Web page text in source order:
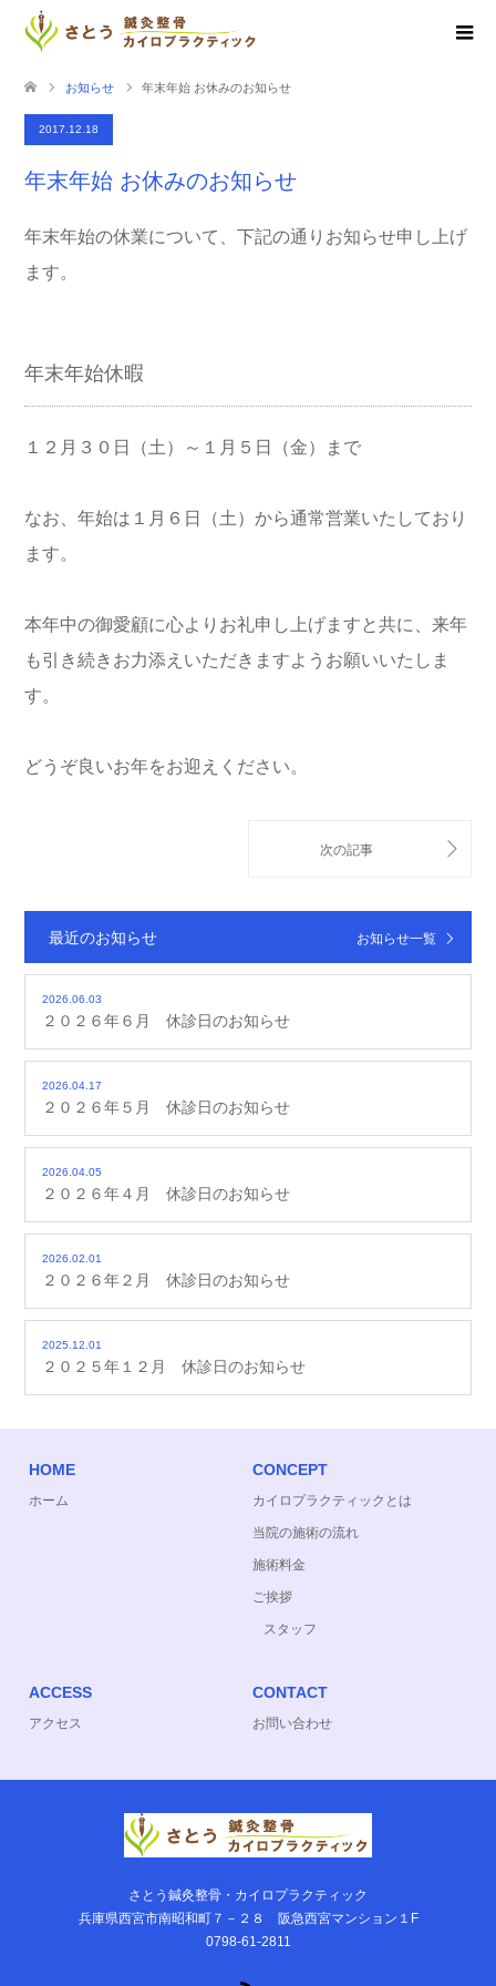
お知らせ 年末年始 お休みのお知らせ
2017.12.18
年末年始 お休みのお知らせ
年末年始の休業について、下記の通りお知らせ申し上げ
ます。
年末年始休暇
１２月３０日（土）～１月５日（金）まで
なお、年始は１月６日（土）から通常営業いたしており
ます。
本年中の御愛顧に心よりお礼申し上げますと共に、来年
も引き続きお力添えいただきますようお願いいたしま
す。
どうぞ良いお年をお迎えください。
最近のお知らせ お知らせ一覧
2026.06.03
２０２６年６月 休診日のお知らせ
2026.04.17
２０２６年５月 休診日のお知らせ
2026.04.05
２０２６年４月 休診日のお知らせ
2026.02.01
２０２６年２月 休診日のお知らせ
2025.12.01
２０２５年１２月 休診日のお知らせ
HOME
ホーム
CONCEPT
カイロプラクティックとは
当院の施術の流れ
施術料金
ご挨拶
スタッフ
ACCESS
アクセス
CONTACT
お問い合わせ
さとう鍼灸整骨・カイロプラクティック
兵庫県西宮市南昭和町７－２８ 阪急西宮マンション１F
0798-61-2811